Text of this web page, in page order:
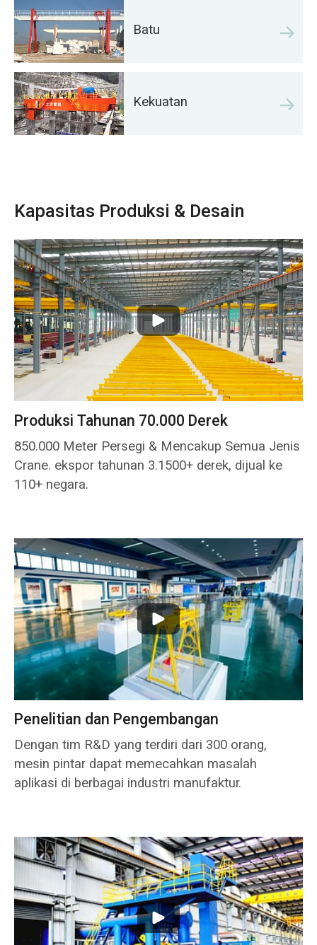
Batu
Kekuatan
Kapasitas Produksi & Desain
Produksi Tahunan 70.000 Derek
850.000 Meter Persegi & Mencakup Semua Jenis
Crane. ekspor tahunan 3.1500+ derek, dijual ke
110+ negara.
Penelitian dan Pengembangan
Dengan tim R&D yang terdiri dari 300 orang,
mesin pintar dapat memecahkan masalah
aplikasi di berbagai industri manufaktur.